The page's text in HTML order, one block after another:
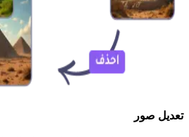
تعديل صور